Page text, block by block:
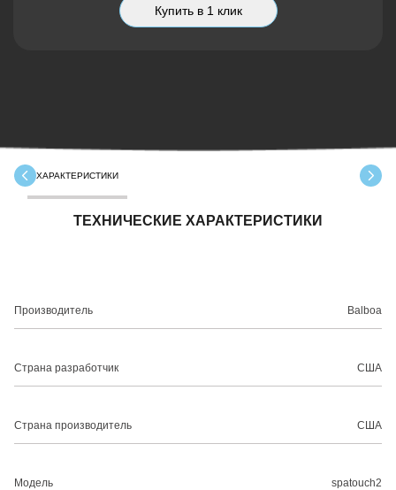
Купить в 1 клик
ХАРАКТЕРИСТИКИ
ТЕХНИЧЕСКИЕ ХАРАКТЕРИСТИКИ
Производитель Balboa
Страна разработчик США
Страна производитель США
Модель spatouch2